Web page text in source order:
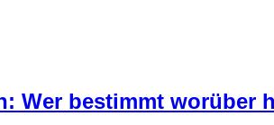
Wer bestimmt worüber